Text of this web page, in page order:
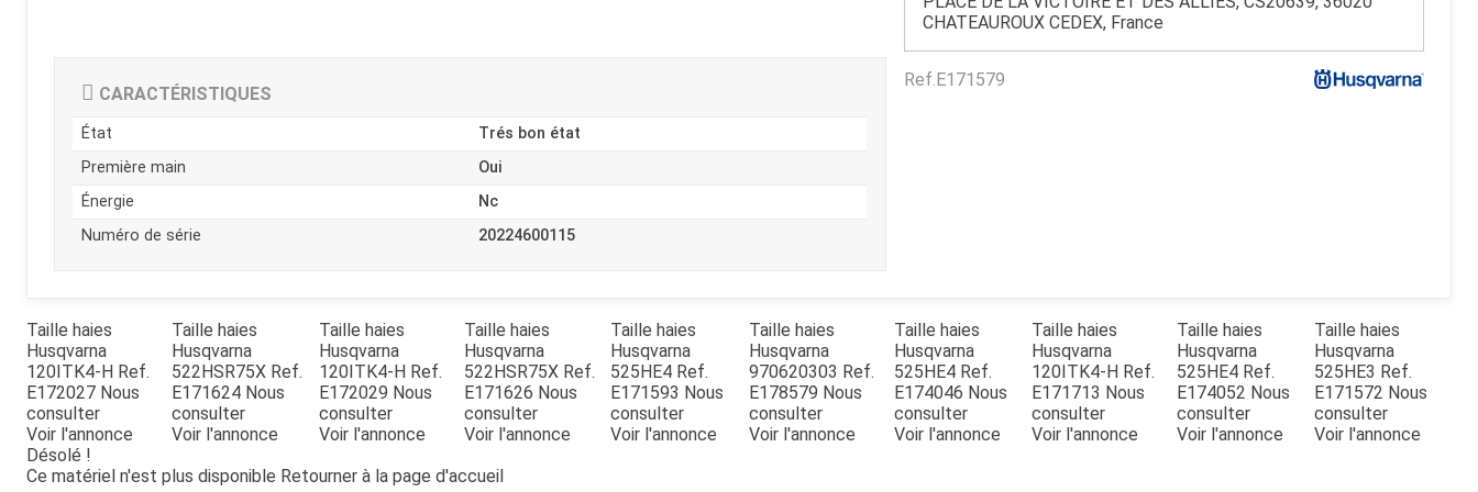
CARACTÉRISTIQUES
État
Trés bon état
Première main
Oui
Énergie
Nc
Numéro de série
20224600115
CHATEAUROUX CEDEX, France
Ref. E171579
Taille haies
Husqvarna
120ITK4-H Ref.
E172027 Nous
consulter
Voir l'annonce
Taille haies
Husqvarna
522HSR75X Ref.
E171624 Nous
consulter
Voir l'annonce
Taille haies
Husqvarna
120ITK4-H Ref.
E172029 Nous
consulter
Voir l'annonce
Taille haies
Husqvarna
522HSR75X Ref.
E171626 Nous
consulter
Voir l'annonce
Taille haies
Husqvarna
525HE4 Ref.
E171593 Nous
consulter
Voir l'annonce
Taille haies
Husqvarna
970620303 Ref.
E178579 Nous
consulter
Voir l'annonce
Taille haies
Husqvarna
525HE4 Ref.
E174046 Nous
consulter
Voir l'annonce
Taille haies
Husqvarna
120ITK4-H Ref.
E171713 Nous
consulter
Voir l'annonce
Taille haies
Husqvarna
525HE4 Ref.
E174052 Nous
consulter
Voir l'annonce
Taille haies
Husqvarna
525HE3 Ref.
E171572 Nous
consulter
Voir l'annonce
Désolé !
Ce matériel n'est plus disponible Retourner à la page d'accueil